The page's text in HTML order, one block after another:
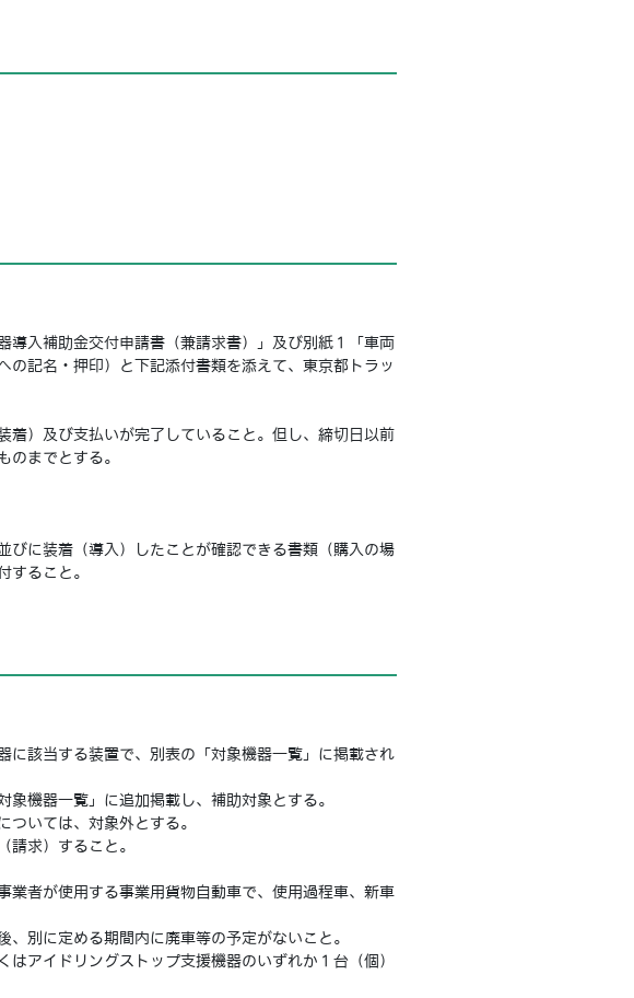
入補助金交付申請書（兼請求書）」及び別紙１「車両
記名・押印）と下記添付書類を添えて、東京都トラッ
）及び支払いが完了していること。但し、締切日以前
のまでとする。
に装着（導入）したことが確認できる書類（購入の場
すること。
該当する装置で、別表の「対象機器一覧」に掲載され
機器一覧」に追加掲載し、補助対象とする。
いては、対象外とする。
求）すること。
者が使用する事業用貨物自動車で、使用過程車、新車
別に定める期間内に廃車等の予定がないこと。
アイドリングストップ支援機器のいずれか１台（個）